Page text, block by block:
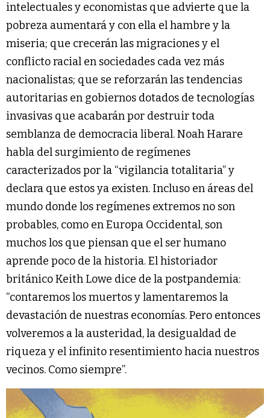
intelectuales y economistas que advierte que la
pobreza aumentará y con ella el hambre y la
miseria; que crecerán las migraciones y el
conflicto racial en sociedades cada vez más
nacionalistas; que se reforzarán las tendencias
autoritarias en gobiernos dotados de tecnologías
invasivas que acabarán por destruir toda
semblanza de democracia liberal. Noah Harare
habla del surgimiento de regímenes
caracterizados por la “vigilancia totalitaria” y
declara que estos ya existen. Incluso en áreas del
mundo donde los regímenes extremos no son
probables, como en Europa Occidental, son
muchos los que piensan que el ser humano
aprende poco de la historia. El historiador
británico Keith Lowe dice de la postpandemia:
“contaremos los muertos y lamentaremos la
devastación de nuestras economías. Pero entonces
volveremos a la austeridad, la desigualdad de
riqueza y el infinito resentimiento hacia nuestros
vecinos. Como siempre”.